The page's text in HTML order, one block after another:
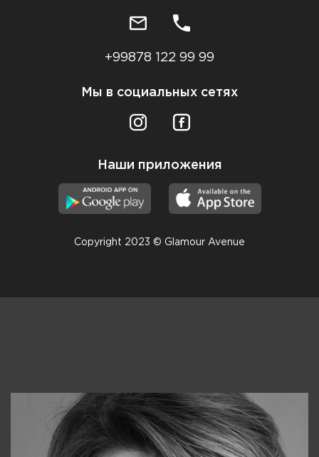
+99878 122 99 99
Мы в социальных сетях
Наши приложения
Copyright 2023 © Glamour Avenue